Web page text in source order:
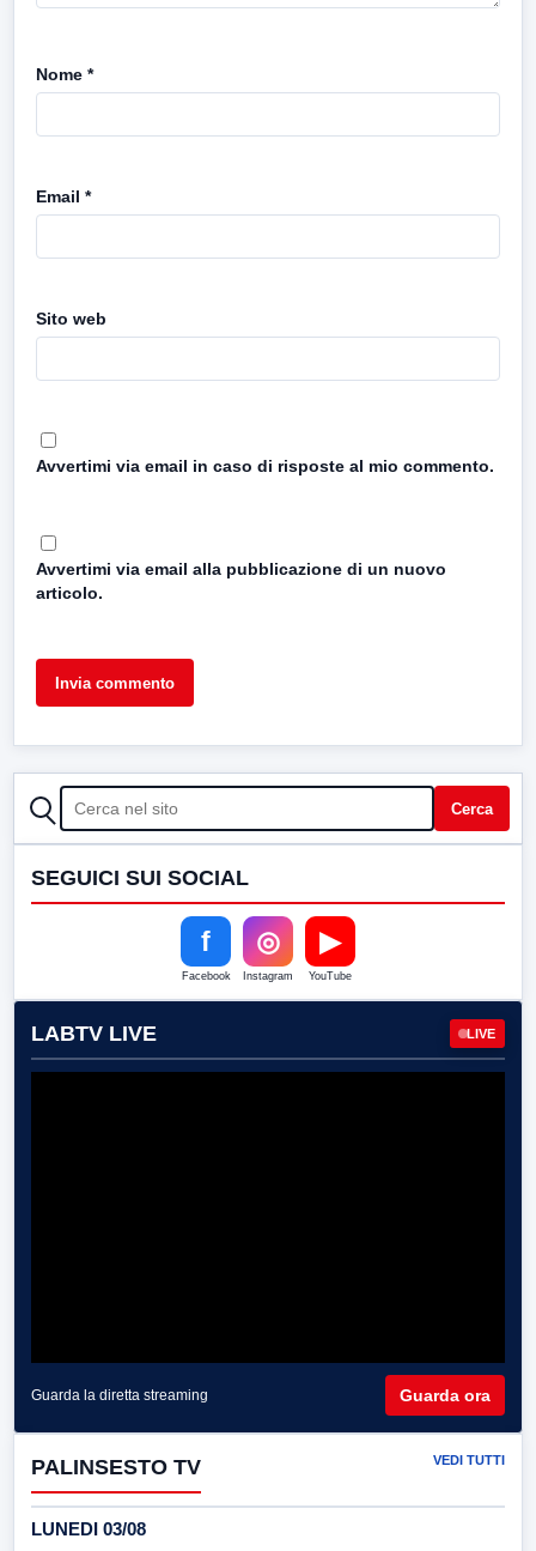
Nome *
Email *
Sito web
Avvertimi via email in caso di risposte al mio commento.
Avvertimi via email alla pubblicazione di un nuovo
articolo.
CERCA Cerca
SEGUICI SUI SOCIAL
f
Facebook
◎
Instagram
▶
YouTube
LABTV LIVE LIVE
Guarda la diretta streaming Guarda ora
PALINSESTO TV VEDI TUTTI
LUNEDI 03/08